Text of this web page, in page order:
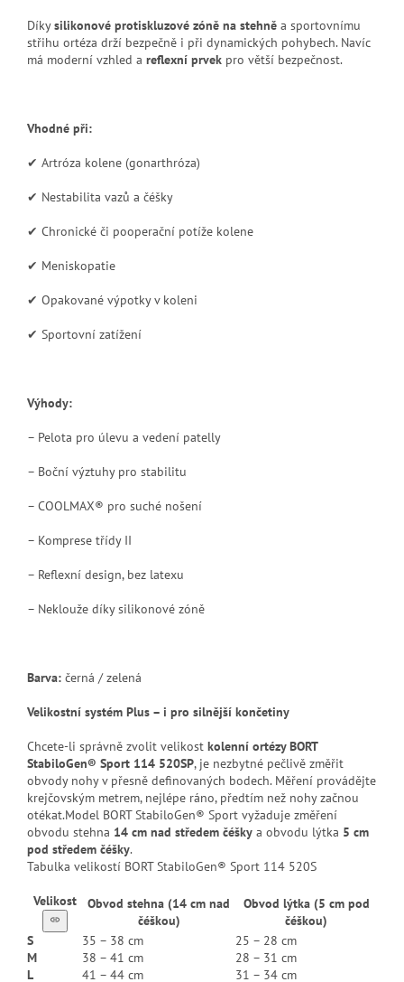
Díkysilikonové protiskluzové zóně na stehně a sportovnímu
střihu ortéza drží bezpečně i při dynamických pohybech. Navíc
má moderní vzhled a reflexní prvek pro větší bezpečnost.
Vhodné při:
✔ Artróza kolene (gonarthróza)
✔ Nestabilita vazů a čéšky
✔ Chronické či pooperační potíže kolene
✔ Meniskopatie
✔ Opakované výpotky v koleni
✔ Sportovní zatížení
Výhody:
– Pelota pro úlevu a vedení patelly
– Boční výztuhy pro stabilitu
– COOLMAX® pro suché nošení
– Komprese třídy II
– Reflexní design, bez latexu
– Neklouže díky silikonové zóně
Barva: černá / zelená
Velikostní systém Plus – i pro silnější končetiny
Chcete-li správně zvolit velikost kolenní ortézy BORT
StabiloGen® Sport 114 520SP, je nezbytné pečlivě změřit
obvody nohy v přesně definovaných bodech. Měření provádějte
krejčovským metrem, nejlépe ráno, předtím než nohy začnou
otékat.Model BORT StabiloGen® Sport vyžaduje změření
obvodu stehna 14 cm nad středem čéšky a obvodu lýtka 5 cm
pod středem čéšky.
Tabulka velikostí BORT StabiloGen® Sport 114 520S
Velikost
Obvod stehna (14 cm nad
čéškou)
Obvod lýtka (5 cm pod
čéškou)
S
35 – 38 cm
25 – 28 cm
M
38 – 41 cm
28 – 31 cm
L
41 – 44 cm 31 – 34 cm